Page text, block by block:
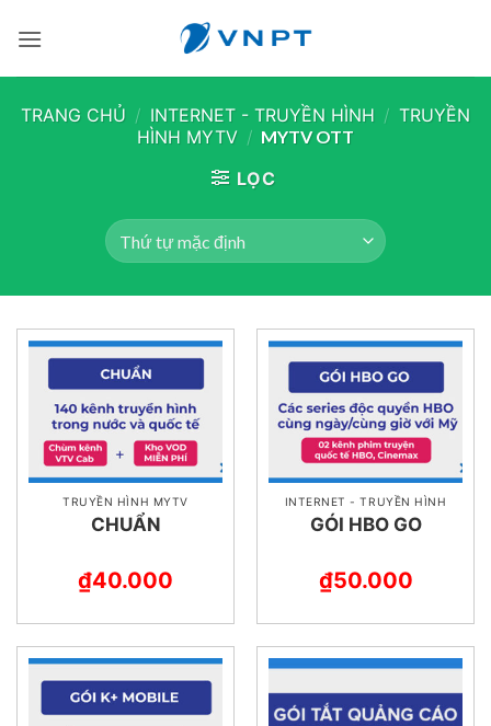
qua
TRANG CHỦ / INTERNET - TRUYỀN HÌNH / TRUYỀN
HÌNH MYTV / MYTV OTT
LỌC
TRUYỀN HÌNH MYTV
CHUẨN
₫40.000
INTERNET - TRUYỀN HÌNH
GÓI HBO GO
₫50.000